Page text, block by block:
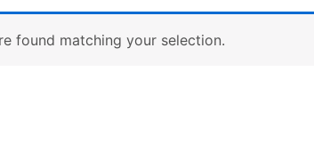
found matching your selection.